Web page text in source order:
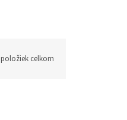
položiek celkom